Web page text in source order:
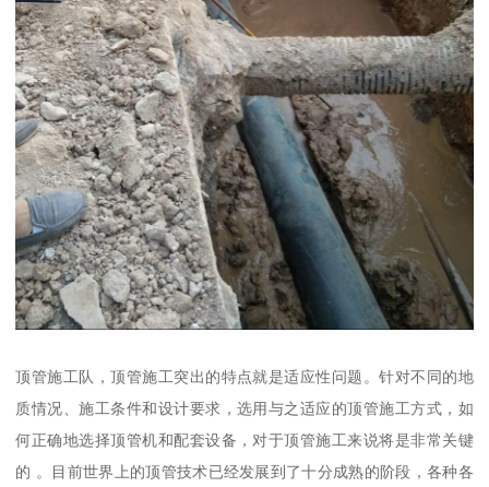
顶管施工队，顶管施工突出的特点就是适应性问题。针对不同的地
质情况、施工条件和设计要求，选用与之适应的顶管施工方式，如
何正确地选择顶管机和配套设备，对于顶管施工来说将是非常关键
的 。目前世界上的顶管技术已经发展到了十分成熟的阶段，各种各